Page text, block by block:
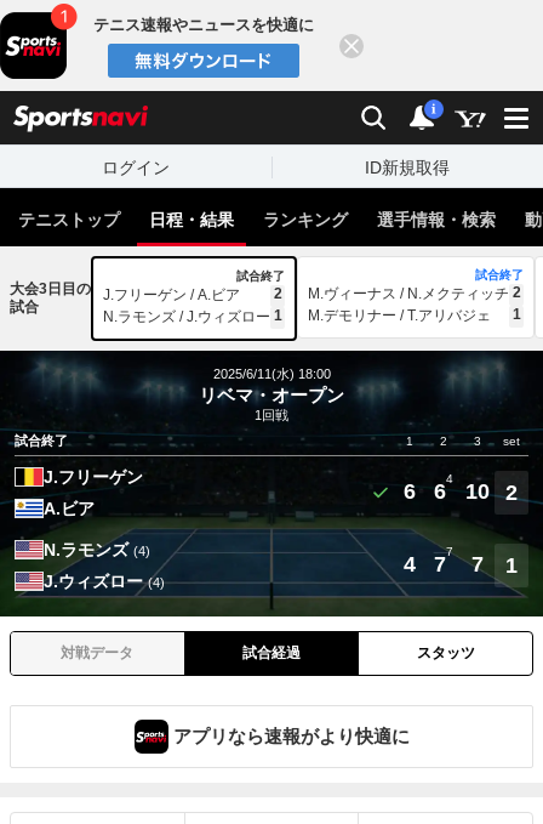
テニス速報やニュースを快適に
検索 通知
i
ログイン ID新規取得
テニストップ 日程・結果 ランキング 選手情報・検索
大会3日目の
試合
試合終了
J.フリーゲン / A.ビア
2
N.ラモンズ / J.ウィズロー 1
試合終了
M.ヴィーナス / N.メクティッチ 2
M.デモリナー / T.アリバジェ
1
2025/6/11(水) 18:00
リベマ・オープン
1回戦
試合終了
1 2 3 set
J.フリーゲン
A.ビア
6 6
4
10 2
N.ラモンズ (4)
J.ウィズロー (4)
4 7
7
7 1
対戦データ 試合経過 スタッツ
アプリなら速報がより快適に